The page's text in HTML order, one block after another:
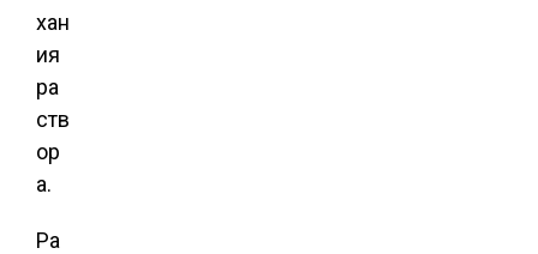
хан
ия
ра
ств
ор
а.
Ра